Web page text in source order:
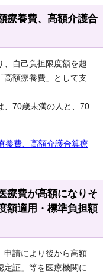
療養費、高額介護合
、自己負担限度額を超
高額療養費」として支
、70歳未満の人と、70
養費、高額介護合算療
療費が高額になりそ
額適用・標準負担額
申請により後から高額
定証」等を医療機関に